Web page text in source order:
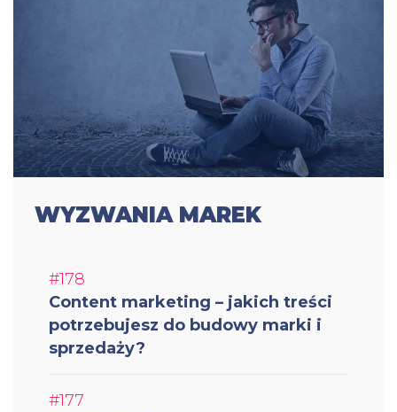
WYZWANIA MAREK
#178
Content marketing – jakich treści
potrzebujesz do budowy marki i
sprzedaży?
#177